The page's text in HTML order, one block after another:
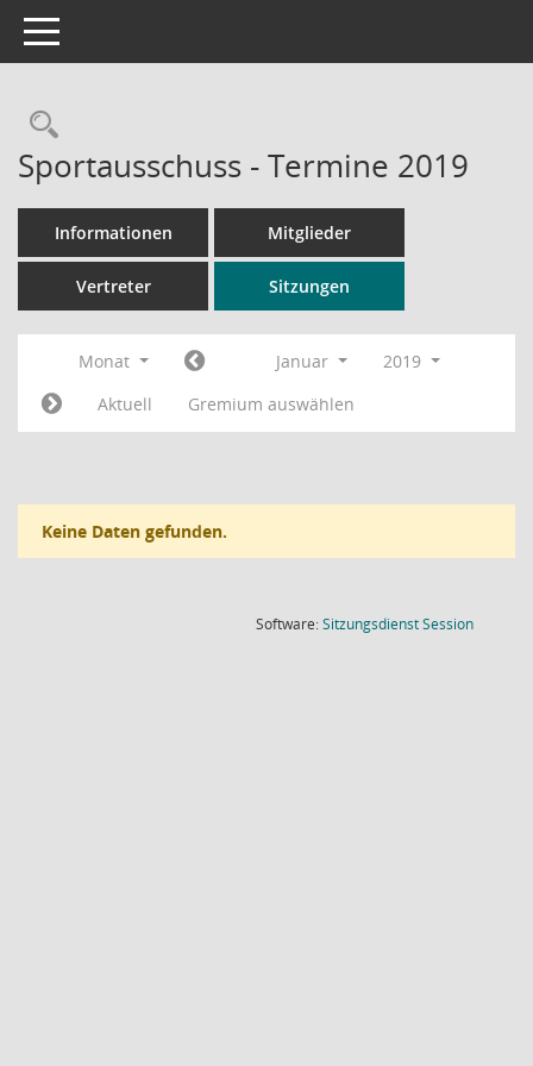
Toggle navigation
Rechercheauswahl
Sportausschuss - Termine 2019
Informationen Mitglieder
Vertreter Sitzungen
Monat Januar
2019
Aktuell
Gremium auswählen
Keine Daten gefunden.
Software:SitzungsdienstSession(Wird in